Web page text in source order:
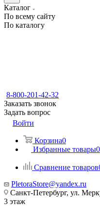
Каталог
По всему сайту
По каталогу
8-800-201-42-32
Заказать звонок
Задать вопрос
Войти
Корзина0
Избранные товары0
Сравнение товаров
PletoraStore@yandex.ru
Санкт-Петербург, ул.
3 этаж